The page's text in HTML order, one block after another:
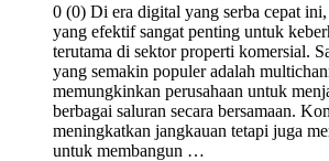
0 (0) Di era digital yang serba cepat ini,
yang efektif sangat penting untuk
terutama di sektor properti komersial.
yang semakin populer adalah
memungkinkan perusahaan untuk
berbagai saluran secara bersamaan.
meningkatkan jangkauan tetapi juga
untuk membangun …